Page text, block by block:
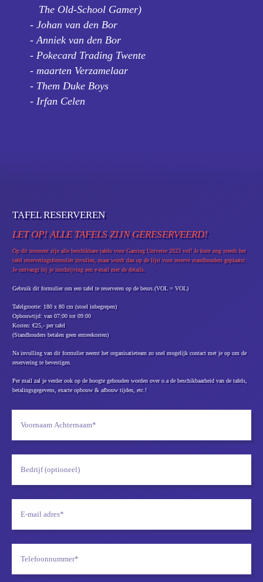
The Old-School Gamer)
- Johan van den Bor
- Anniek van den Bor
- Pokecard Trading Twente
- maarten Verzamelaar
- Them Duke Boys
- Irfan Celen
TAFEL RESERVEREN
LET OP! ALLE TAFELS ZIJN GERESERVEERD!
Op dit moment zijn alle beschikbare tafels voor Gaming Universe 2023 vol! Je kunt nog steeds het
tafel reserveringsformulier invullen, maar wordt dan op de lijst voor reserve standhouders geplaatst.
Je ontvangt bij je inschrijving een e-mail met de details.
Gebruik dit formulier om een tafel te reserveren op de beurs.(VOL = VOL)
Tafelgrootte: 180 x 80 cm (stoel inbegrepen)
Opbouwtijd: van 07:00 tot 09:00
Kosten:€25,- per tafel
(Standhouders betalen geen entreekosten)
Na invulling van dit formulier neemt het organisatieteam zo snel mogelijk contact met je op om de
reservering te bevestigen.
Per mail zal je verder ook op de hoogte gehouden worden over o.a de beschikbaarheid van de tafels,
betalingsgegevens, exacte opbouw & afbouw tijden, etc.!